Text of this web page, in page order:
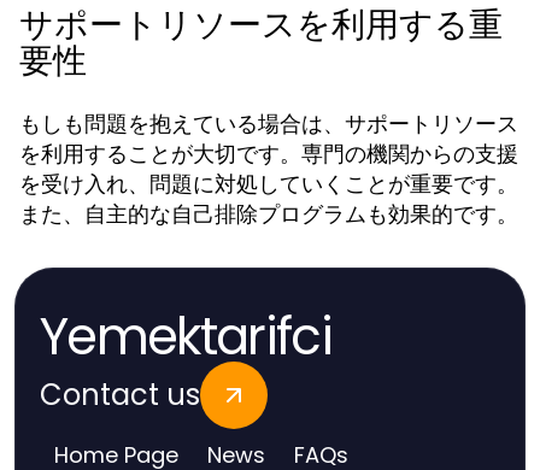
サポートリソースを利用する重
要性
もしも問題を抱えている場合は、サポートリソース
を利用することが大切です。専門の機関からの支援
を受け入れ、問題に対処していくことが重要です。
また、自主的な自己排除プログラムも効果的です。
Yemektarifci
Contact us
Home Page News FAQs